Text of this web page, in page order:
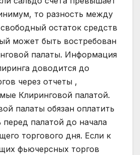
то разность между
остаток средств
может быть востребован
палаты. Информация
доводится до
через отчеты ,
Клиринговой палатой.
палаты обязан оплатить
палатой до начала
торгового дня. Если к
фьючерсных торгов